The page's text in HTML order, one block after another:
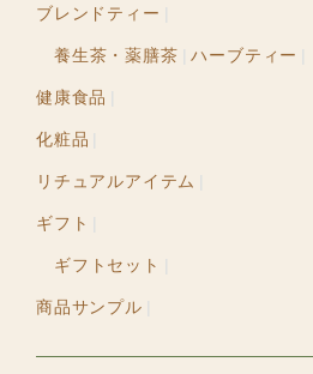
ブレンドティー
養生茶・薬膳茶 ハーブティー
健康食品
化粧品
リチュアルアイテム
ギフト
ギフトセット
商品サンプル